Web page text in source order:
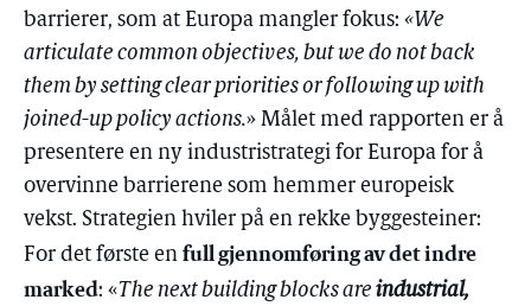
barrierer, som at Europa mangler fokus: «We
articulate common objectives, but we do not back
them by setting clear priorities or following up with
joined-up policy actions.» Målet med rapporten er å
presentere en ny industristrategi for Europa for å
overvinne barrierene som hemmer europeisk
vekst. Strategien hviler på en rekke byggesteiner:
For det første en full gjennomføring av det indre
marked: «The next building blocks are industrial,